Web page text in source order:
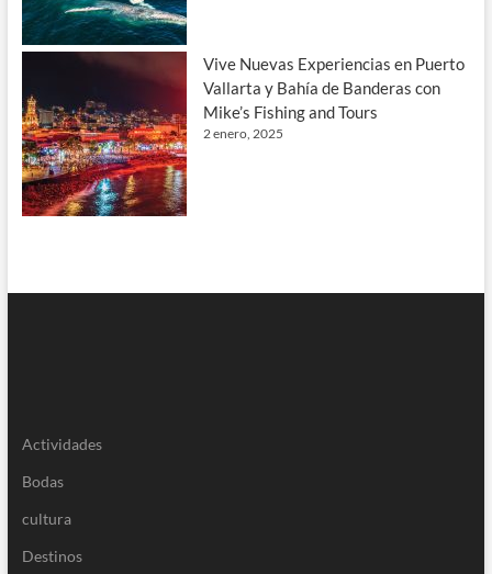
Vive Nuevas Experiencias en Puerto
Vallarta y Bahía de Banderas con
Mike’s Fishing and Tours
2 enero, 2025
Actividades
Bodas
cultura
Destinos